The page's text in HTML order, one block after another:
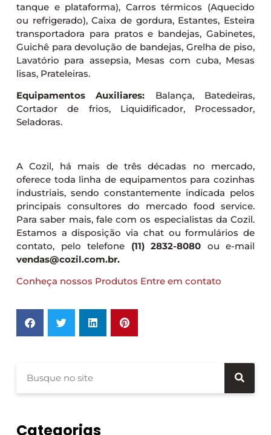
tanque e plataforma), Carros térmicos (Aquecido
ou refrigerado), Caixa de gordura, Estantes, Esteira
transportadora para pratos e bandejas, Gabinetes,
Guichê para devolução de bandejas, Grelha de piso,
Lavatório para assepsia, Mesas com cuba, Mesas
lisas, Prateleiras.
Equipamentos Auxiliares: Balança, Batedeiras,
Cortador de frios, Liquidificador, Processador,
Seladoras.
A Cozil, há mais de três décadas no mercado,
oferece toda linha de equipamentos para cozinhas
industriais, sendo constantemente indicada pelos
principais consultores do mercado food service.
Para saber mais, fale com os especialistas da Cozil.
Estamos a disposição via chat ou formulários de
contato, pelo telefone (11) 2832-8080 ou e-mail
vendas@cozil.com.br.
Conheça nossos Produtos Entre em contato
Categorias